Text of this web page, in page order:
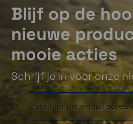
Blijf op de
nieuwe
mooie acties
Schrijf je in voor onze